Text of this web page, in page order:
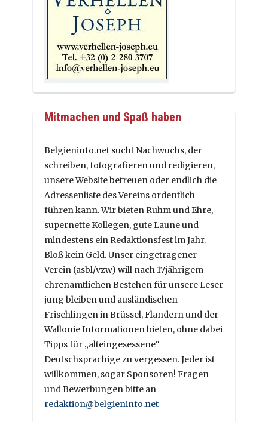
Mitmachen und Spaß haben
Belgieninfo.net sucht Nachwuchs, der
schreiben, fotografieren und redigieren,
unsere Website betreuen oder endlich die
Adressenliste des Vereins ordentlich
führen kann. Wir bieten Ruhm und Ehre,
supernette Kollegen, gute Laune und
mindestens ein Redaktionsfest im Jahr.
Bloß kein Geld. Unser eingetragener
Verein (asbl/vzw) will nach 17jährigem
ehrenamtlichen Bestehen für unsere Leser
jung bleiben und ausländischen
Frischlingen in Brüssel, Flandern und der
Wallonie Informationen bieten, ohne dabei
Tipps für „alteingesessene“
Deutschsprachige zu vergessen. Jeder ist
willkommen, sogar Sponsoren! Fragen
und Bewerbungen bitte an
redaktion@belgieninfo.net